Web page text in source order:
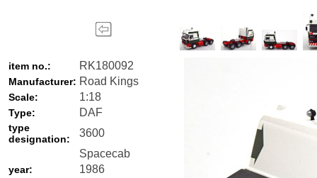
item no.: RK180092
Manufacturer: Road Kings
Scale: 1:18
Type: DAF
type
designation:
3600
Spacecab
year: 1986